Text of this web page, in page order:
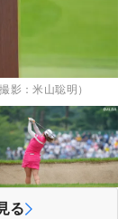
影：米山聡明）
る